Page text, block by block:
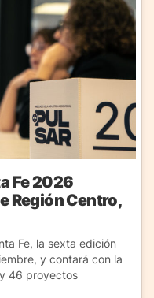
Fe 2026
Región Centro,
Fe, la sexta edición
y contará con la
46 proyectos